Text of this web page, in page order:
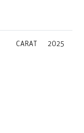
CARAT 2025